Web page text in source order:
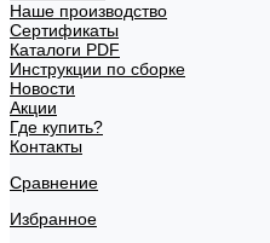
Наше производство
Сертификаты
Каталоги PDF
Инструкции по сборке
Новости
Акции
Где купить?
Контакты
Сравнение
Избранное